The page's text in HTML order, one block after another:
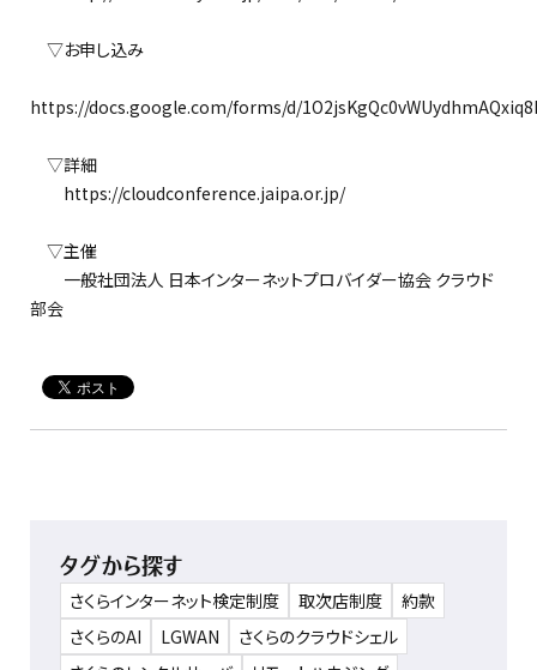
▽お申し込み
https://docs.google.com/forms/d/
▽詳細
https://cloudconference.jaipa.or.jp/
▽主催
一般社団法人 日本インターネットプロバイダー協会 クラウド
部会
タグから探す
さくらインターネット検定制度 取次店制度
約款
さくらのAI
LGWAN
さくらのクラウドシェル